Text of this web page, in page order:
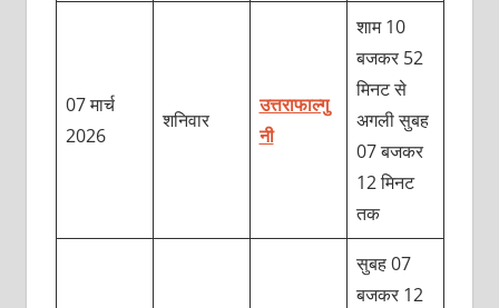
07 मार्च
2026
शनिवार
उत्तराफाल्गु
नी
शाम 10
बजकर 52
मिनट से
अगली सुबह
07 बजकर
12 मिनट
तक
सुबह 07
बजकर 12